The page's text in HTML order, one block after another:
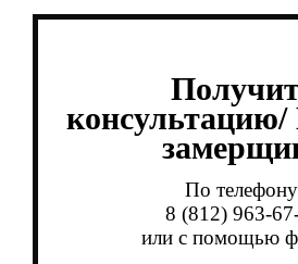
консультацию/
По телефону
8 (812) 963-
или с помощью